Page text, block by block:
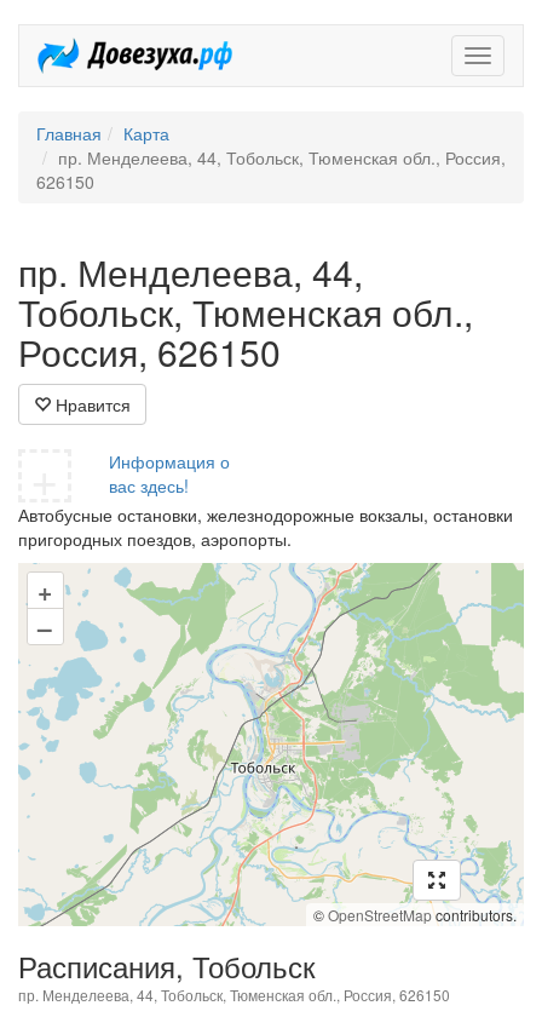
Главная
Карта
пр. Менделеева, 44, Тобольск, Тюменская обл., Россия,
626150
пр. Менделеева, 44,
Тобольск, Тюменская обл.,
Россия, 626150
Нравится
Информация о
вас здесь!
Автобусные остановки, железнодорожные вокзалы, остановки
пригородных поездов, аэропорты.
+
–
©OpenStreetMapcontributors.
Расписания, Тобольск
пр. Менделеева, 44, Тобольск, Тюменская обл., Россия, 626150